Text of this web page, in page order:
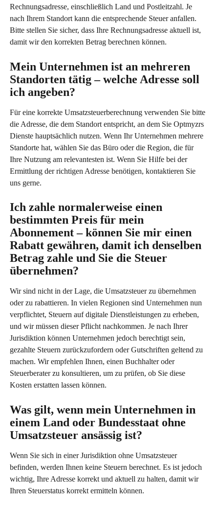
Rechnungsadresse, einschließlich Land und Postleitzahl. Je
nach Ihrem Standort kann die entsprechende Steuer anfallen.
Bitte stellen Sie sicher, dass Ihre Rechnungsadresse aktuell ist,
damit wir den korrekten Betrag berechnen können.
Mein Unternehmen ist an mehreren
Standorten tätig – welche Adresse soll
ich angeben?
Für eine korrekte Umsatzsteuerberechnung verwenden Sie bitte
die Adresse, die dem Standort entspricht, an dem Sie Optmyzrs
Dienste hauptsächlich nutzen. Wenn Ihr Unternehmen mehrere
Standorte hat, wählen Sie das Büro oder die Region, die für
Ihre Nutzung am relevantesten ist. Wenn Sie Hilfe bei der
Ermittlung der richtigen Adresse benötigen, kontaktieren Sie
uns gerne.
Ich zahle normalerweise einen
bestimmten Preis für mein
Abonnement – können Sie mir einen
Rabatt gewähren, damit ich denselben
Betrag zahle und Sie die Steuer
übernehmen?
Wir sind nicht in der Lage, die Umsatzsteuer zu übernehmen
oder zu rabattieren. In vielen Regionen sind Unternehmen nun
verpflichtet, Steuern auf digitale Dienstleistungen zu erheben,
und wir müssen dieser Pflicht nachkommen. Je nach Ihrer
Jurisdiktion können Unternehmen jedoch berechtigt sein,
gezahlte Steuern zurückzufordern oder Gutschriften geltend zu
machen. Wir empfehlen Ihnen, einen Buchhalter oder
Steuerberater zu konsultieren, um zu prüfen, ob Sie diese
Kosten erstatten lassen können.
Was gilt, wenn mein Unternehmen in
einem Land oder Bundesstaat ohne
Umsatzsteuer ansässig ist?
Wenn Sie sich in einer Jurisdiktion ohne Umsatzsteuer
befinden, werden Ihnen keine Steuern berechnet. Es ist jedoch
wichtig, Ihre Adresse korrekt und aktuell zu halten, damit wir
Ihren Steuerstatus korrekt ermitteln können.